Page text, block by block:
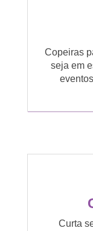
Copeiras
seja em
Curta